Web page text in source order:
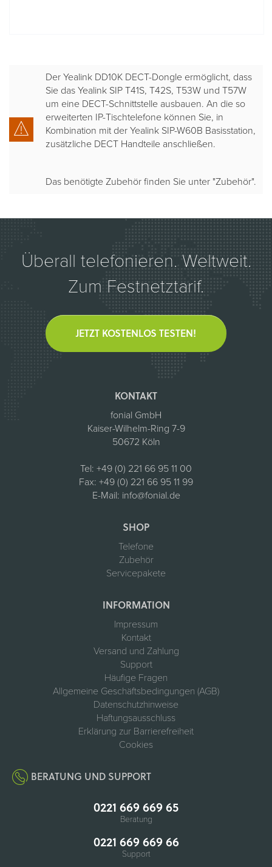
Der Yealink DD10K DECT-Dongle ermöglicht, dass
Sie das Yealink SIP T41S, T42S, T53W und T57W
um eine DECT-Schnittstelle ausbauen. An die so
erweiterten IP-Tischtelefone können Sie, in
Kombination mit der Yealink SIP-W60B Basisstation,
zusätzliche DECT Handteile anschließen.
Das benötigte Zubehör finden Sie unter "Zubehör".
Überall telefonieren. Weltweit.
Zum Festnetztarif.
JETZT KOSTENLOS TESTEN!
KONTAKT
fonial GmbH
Kaiser-Wilhelm-Ring 7-9
50672 Köln
Tel: +49 (0) 221 66 95 11 00
Fax: +49 (0) 221 66 95 11 99
E-Mail: info@fonial.de
SHOP
Telefone
Zubehör
Servicepakete
INFORMATION
Impressum
Kontakt
Versand und Zahlung
Support
Häufige Fragen
Allgemeine Geschäftsbedingungen (AGB)
Datenschutzhinweise
Haftungsausschluss
Erklärung zur Barrierefreiheit
Cookies
BERATUNG UND SUPPORT
0221 669 669 65
Beratung
0221 669 669 66
Support